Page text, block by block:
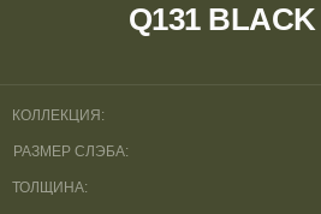
Q131
КОЛЛЕКЦИЯ:
РАЗМЕР СЛЭБА:
ТОЛЩИНА: